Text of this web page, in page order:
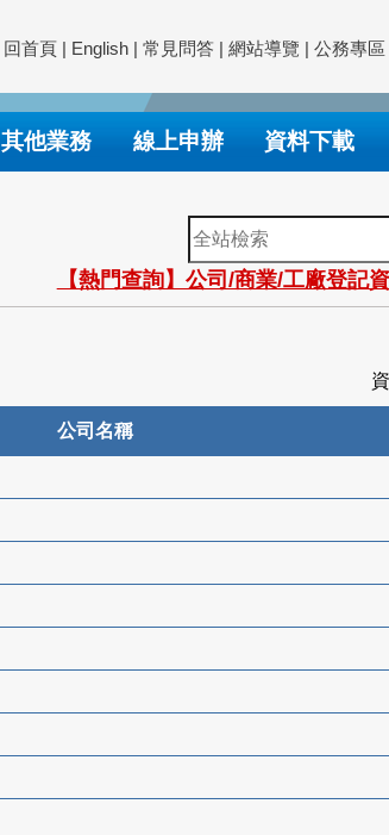
回首頁 | English | 常見問答 | 網站導覽 | 公務專區
其他業務 線上申辦 資料下載
全
站
檢
索
【熱門查詢】公司/商業/工廠登記
公司名稱